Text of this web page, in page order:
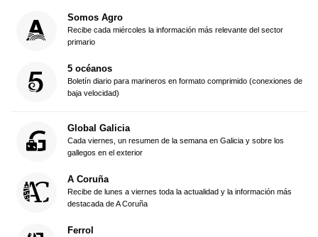
Somos Agro
Recibe cada miércoles la información más relevante del sector
primario
5 océanos
Boletín diario para marineros en formato comprimido (conexiones de
baja velocidad)
Global Galicia
Cada viernes, un resumen de la semana en Galicia y sobre los
gallegos en el exterior
A Coruña
Recibe de lunes a viernes toda la actualidad y la información más
destacada de A Coruña
Ferrol